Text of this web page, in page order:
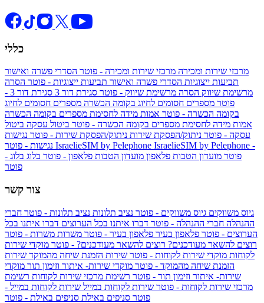
כללי
מרכזי שירות ומכירה מרכזי שירות ומכירה - פוטר הסדרי פשרה ואישור
תביעות ייצוגיות הסדרי פשרה ואישור תביעות ייצוגיות - פוטר הסרה
מרשימת שיווק הסרה מרשימת שיווק - פוטר סגירת דור 3
סגירת דור 3 -
פוטר מספרים חסומים לחיוג בקומה הכשרה מספרים חסומים לחיוג
בקומה הכשרה - פוטר אמות מידה לחסימת מספרים בקומה הכשרה
אמות מידה לחסימת מספרים בקומה הכשרה - פוטר ביטול עסקה ביטול
עסקה - פוטר ניתוק/הפסקת שירות ניתוק/הפסקת שירות - פוטר נגישות
IsraelieSIM by Pelephone IsraelieSIM by Pelephone -
פוטר מועדון הטבות פלאפון מועדון הטבות פלאפון - פוטר בלוג בלוג -
פוטר
צור קשר
גיוס משווקים גיוס משווקים - פוטר נציב תלונות נציב תלונות - פוטר חברי
ההנהלה חברי ההנהלה - פוטר דברו איתנו בכל הערוצים דברו איתנו בכל
הערוצים - פוטר פלאפון בעיר פלאפון בעיר - פוטר משרות משרות - פוטר
רוצים להשאר מעודכנים? רוצים להשאר מעודכנים? - פוטר מוקדי שירות
לקוחות מוקדי שירות לקוחות - פוטר שירות הזמנת שיחה מהמוקד שירות
הזמנת שיחה מהמוקד - פוטר מוקדי שירות- איתור וזימון תור מוקדי
שירות- איתור וזימון תור - פוטר רשימת מרכזי שירות לקוחות רשימת
מרכזי שירות לקוחות - פוטר שירות לקוחות במייל שירות לקוחות במייל -
פוטר סניפים באילת סניפים באילת - פוטר